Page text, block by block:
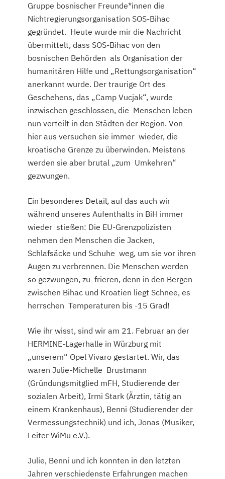
Gruppe bosnischer Freunde*innen die
Nichtregierungsorganisation SOS-Bihac
gegründet. Heute wurde mir die Nachricht
übermittelt, dass SOS-Bihac von den
bosnischen Behörden als Organisation der
humanitären Hilfe und „Rettungsorganisation“
anerkannt wurde. Der traurige Ort des
Geschehens, das „Camp Vucjak“, wurde
inzwischen geschlossen, die Menschen leben
nun verteilt in den Städten der Region. Von
hier aus versuchen sie immer wieder, die
kroatische Grenze zu überwinden. Meistens
werden sie aber brutal „zum Umkehren“
gezwungen.
Ein besonderes Detail, auf das auch wir
während unseres Aufenthalts in BiH immer
wieder stießen: Die EU-Grenzpolizisten
nehmen den Menschen die Jacken,
Schlafsäcke und Schuhe weg, um sie vor ihren
Augen zu verbrennen. Die Menschen werden
so gezwungen, zu frieren, denn in den Bergen
zwischen Bihac und Kroatien liegt Schnee, es
herrschen Temperaturen bis -15 Grad!
Wie ihr wisst, sind wir am 21. Februar an der
HERMINE-Lagerhalle in Würzburg mit
„unserem“ Opel Vivaro gestartet. Wir, das
waren Julie-Michelle Brustmann
(Gründungsmitglied mFH, Studierende der
sozialen Arbeit), Irmi Stark (Ärztin, tätig an
einem Krankenhaus), Benni (Studierender der
Vermessungstechnik) und ich, Jonas (Musiker,
Leiter WiMu e.V.).
Julie, Benni und ich konnten in den letzten
Jahren verschiedenste Erfahrungen machen